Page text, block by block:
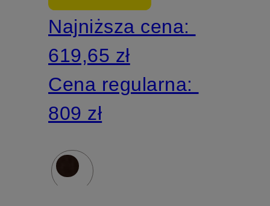
Najniższa cena:
619,65 zł
Cena regularna:
809 zł